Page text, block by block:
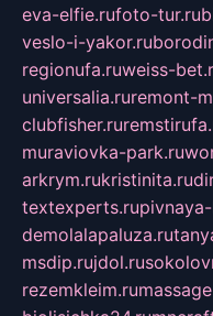
eva-elfie.rufoto-tur.ru
veslo-i-yakor.ru
regionufa.ruweiss-
universalia.ruremont-
clubfisher.ru
muraviovka-park.ru
arkrym.rukristinita.ru
textexperts.ru
demolalapaluza.ru
msdip.rujdol.ru
rezemkleim.ru